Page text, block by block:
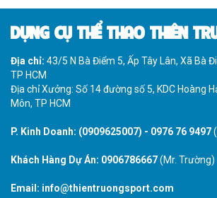
DỤNG CỤ THỂ THAO THIÊN
Địa chỉ: 43/5 N Bà Điểm 5, Ấp Tây Lân, Xã Bà
TP HCM
Địa chỉ Xưởng: Số 14 đường số 5, KDC Hoàng
Môn, TP HCM
P. Kinh Doanh: (0909625007) - 0976 76 9497
Khách Hàng Dự Án: 0906786667(Mr. Trường)
Email: info@thientruongsport.com